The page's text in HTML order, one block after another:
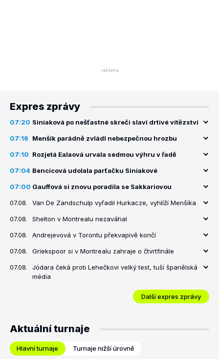
Expres zprávy
07:20 Siniaková po nešťastné skreči slaví drtivé vítězství
07:16 Menšík parádně zvládl nebezpečnou hrozbu
07:10 Rozjetá Ealaová urvala sedmou výhru v řadě
07:04 Bencicová udolala parťačku Siniakové
07:00 Gauffová si znovu poradila se Sakkariovou
07.08. Van De Zandschulp vyřadil Hurkacze, vyhlíží Menšíka
07.08. Shelton v Montrealu nezaváhal
07.08. Andrejevová v Torontu překvapivě končí
07.08. Griekspoor si v Montrealu zahraje o čtvrtfinále
07.08.
Jódara čeká proti Lehečkovi velký test, tuší španělská
média
Další expres zprávy
Aktuální turnaje
Hlavní turnaje Turnaje nižší úrovně